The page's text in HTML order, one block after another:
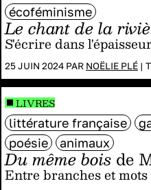
Le chant de la
S'écrire dans
25 JUIN 2024 PAR NOËLIE PLÉ |
écoféminisme
Du même bois de
Entre branches et mots
littérature française
poésie
animaux
LIVRES